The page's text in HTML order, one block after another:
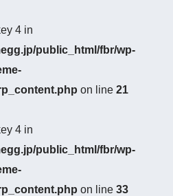
4 in
public_html/fbr/wp-
on line 21
4 in
public_html/fbr/wp-
on line 33